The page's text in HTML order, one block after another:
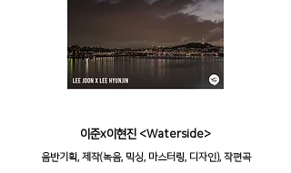
이준x이현진 <Waterside>
음반기획, 제작(녹음, 믹싱, 마스터링, 디자인), 작편곡